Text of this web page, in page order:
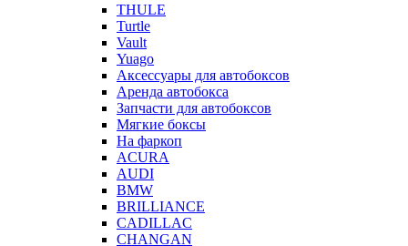
THULE
Turtle
Vault
Yuago
Аксессуары для автобоксов
Аренда автобокса
Запчасти для автобоксов
Мягкие боксы
На фаркоп
ACURA
AUDI
BMW
BRILLIANCE
CADILLAC
CHANGAN